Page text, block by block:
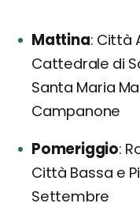
Mattina Città
Cattedrale di
Santa Maria
Campanone
Pomeriggio
Città Bassa e
Settembre